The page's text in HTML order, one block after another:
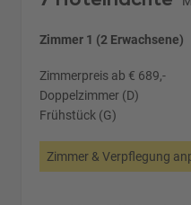
Zimmer 1 (2 Erwachsene)
Zimmerpreis ab € 689,-
Doppelzimmer (D)
Frühstück (G)
Zimmer & Verpflegung